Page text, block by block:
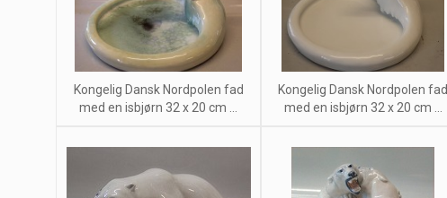
Kongelig Dansk Nordpolen fad
med en isbjørn 32 x 20 cm ...
Kongelig Dansk Nordpolen fad
med en isbjørn 32 x 20 cm ...